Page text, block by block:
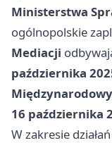
Ministerstwa
ogólnopolskie
Mediacji
października
16 października
W zakresie